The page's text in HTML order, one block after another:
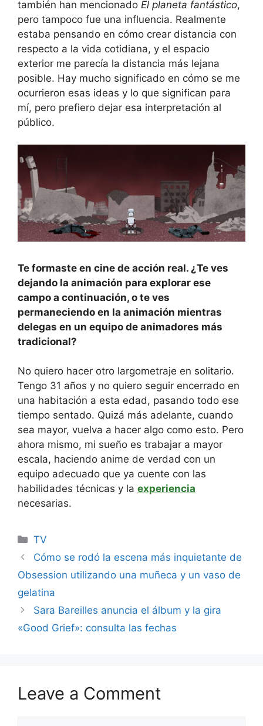
también han mencionado El planeta fantástico,
pero tampoco fue una influencia. Realmente
estaba pensando en cómo crear distancia con
respecto a la vida cotidiana, y el espacio
exterior me parecía la distancia más lejana
posible. Hay mucho significado en cómo se me
ocurrieron esas ideas y lo que significan para
mí, pero prefiero dejar esa interpretación al
público.
Te formaste en cine de acción real. ¿Te ves
dejando la animación para explorar ese
campo a continuación, o te ves
permaneciendo en la animación mientras
delegas en un equipo de animadores más
tradicional?
No quiero hacer otro largometraje en solitario.
Tengo 31 años y no quiero seguir encerrado en
una habitación a esta edad, pasando todo ese
tiempo sentado. Quizá más adelante, cuando
sea mayor, vuelva a hacer algo como esto. Pero
ahora mismo, mi sueño es trabajar a mayor
escala, haciendo anime de verdad con un
equipo adecuado que ya cuente con las
habilidades técnicas y la experiencia
necesarias.
Categories
TV
Cómo se rodó la escena más inquietante de
Obsession utilizando una muñeca y un vaso de
gelatina
Sara Bareilles anuncia el álbum y la gira
«Good Grief»: consulta las fechas
Leave a Comment